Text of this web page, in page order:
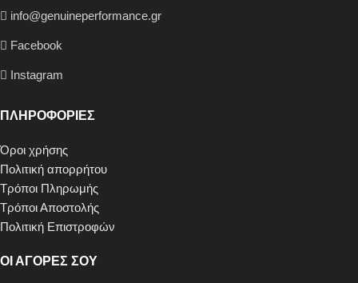
info@genuineperformance.gr
Facebook
Instagram
ΠΛΗΡΟΦΟΡΙΕΣ
Όροι χρήσης
Πολιτική απορρήτου
Τρόποι Πληρωμής
Τρόποι Αποστολής
Πολιτική Επιστροφών
ΟΙ ΑΓΟΡΕΣ ΣΟΥ